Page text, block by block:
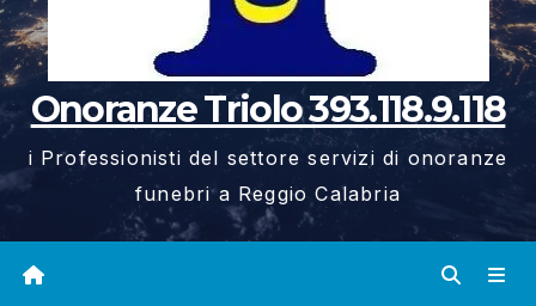
Onoranze Triolo 393.118.9.118
i Professionisti del settore servizi di onoranze
funebri a Reggio Calabria